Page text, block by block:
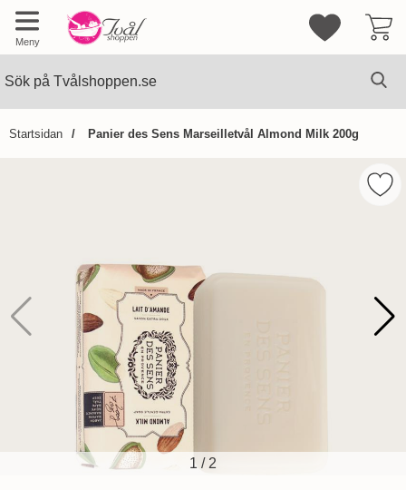
Meny
Mina
Startsidan Panier des Sens Marseilletvål Almond Milk 200g
1 / 2